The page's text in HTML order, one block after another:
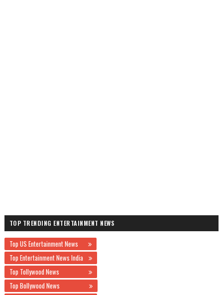
TOP TRENDING ENTERTAINMENT NEWS
Top US Entertainment News
Top Entertainment News India
Top Tollywood News
Top Bollywood News